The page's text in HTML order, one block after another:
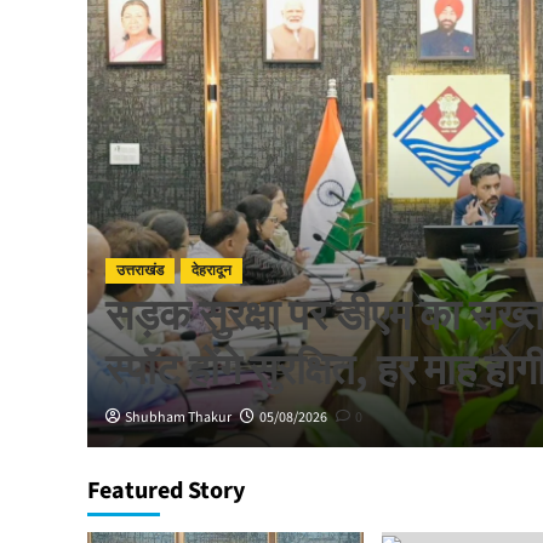
उत्तराखंड देहरादून
सड़क सुरक्षा पर डीएम का
स्पॉट होंगे सुरक्षित, हर माह
Shubham Thakur 05/08/2026 0
Featured Story